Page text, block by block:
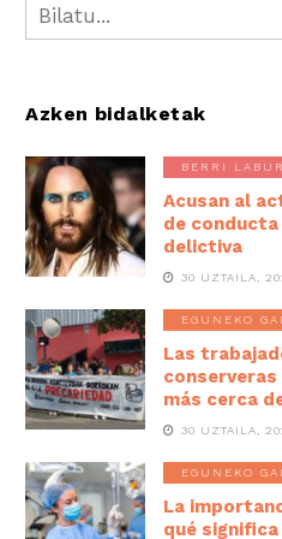
Azken bidalketak
BERRI
Acusan al
de
delictiva
30 UZTAILA,
EGUNEKO
Las
conserveras
más cerca
30 UZTAILA,
EGUNEKO
La
qué